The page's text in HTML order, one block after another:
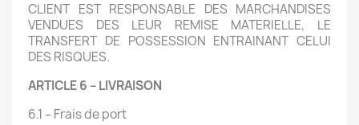
CLIENT EST RESPONSABLE DES MARCHANDISES
VENDUES DES LEUR REMISE MATERIELLE, LE
TRANSFERT DE POSSESSION ENTRAINANT CELUI
DES RISQUES.
ARTICLE 6 – LIVRAISON
6.1 – Frais de port